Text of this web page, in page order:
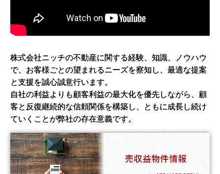
株式会社ニッチの不動産に関する経験、知識、ノウハウ
で、お客様ごとの望まれるニーズを察知し、最適な提案
と支援を誠心誠意行います。
自社の利益よりも顧客利益の最大化を優先しながら、顧
客と反復継続的な信頼関係を構築し、ともに成長し続け
ていくことが弊社の存在意義です。